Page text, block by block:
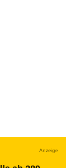
Anzeige